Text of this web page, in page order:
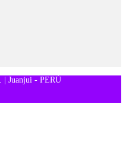
| Juanjui - PERÚ